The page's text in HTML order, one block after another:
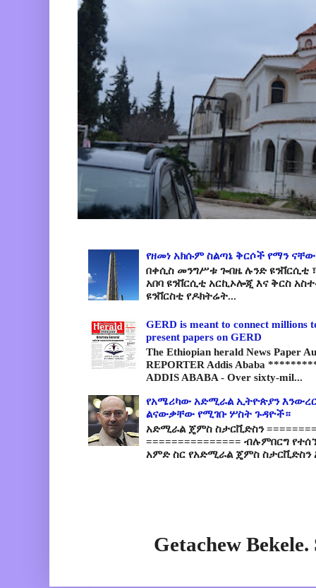
የዘመነ አክሱም ስልጣኔ ቅርሶች የማን
በቀሲስ መንግሥቱ ጐበዜ ሉንድ ዩንቨርሲቲ
አበባ ዩንቨርሲቲ አርኪኦሎጂ እና ቅርስ
ዩንቨርስቲ የዶክትሬት...
GERD is meant to connect millions
present papers on GERD
The Ethiopian herald News Paper
REPORTER Addis Ababa
ADDIS ABABA - Over sixty-mil...
የአሜሪካው አድሚራል ኢትዮጵያን
ልናውቃቸው የሚገቡ ሦስት ጉዳዮች።
አድሚራል ጄምስ ስታርቪድስን
=============== ብሉምበርግ
አምድ ስር የአድሚራል ጄምስ ስታርቪድስን
Getachew